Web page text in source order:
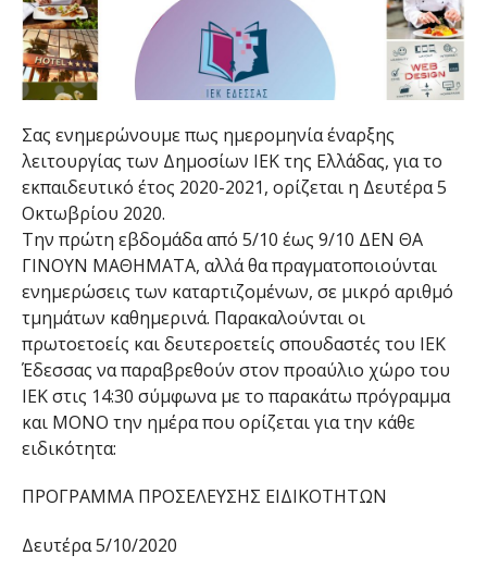
Σας ενημερώνουμε πως ημερομηνία έναρξης
λειτουργίας των Δημοσίων ΙΕΚ της Ελλάδας, για το
εκπαιδευτικό έτος 2020-2021, ορίζεται η Δευτέρα 5
Οκτωβρίου 2020.
Την πρώτη εβδομάδα από 5/10 έως 9/10 ΔΕΝ ΘΑ
ΓΙΝΟΥΝ ΜΑΘΗΜΑΤΑ, αλλά θα πραγματοποιούνται
ενημερώσεις των καταρτιζομένων, σε μικρό αριθμό
τμημάτων καθημερινά. Παρακαλούνται οι
πρωτοετοείς και δευτεροετείς σπουδαστές του ΙΕΚ
Έδεσσας να παραβρεθούν στον προαύλιο χώρο του
ΙΕΚ στις 14:30 σύμφωνα με το παρακάτω πρόγραμμα
και ΜΟΝΟ την ημέρα που ορίζεται για την κάθε
ειδικότητα:
ΠΡΟΓΡΑΜΜΑ ΠΡΟΣΕΛΕΥΣΗΣ ΕΙΔΙΚΟΤΗΤΩΝ
Δευτέρα 5/10/2020